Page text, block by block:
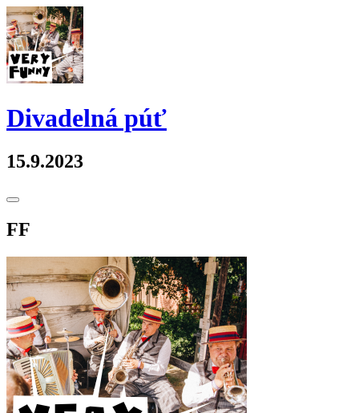
Skip
to
content
Divadelná púť
15.9.2023
Toggle
FF